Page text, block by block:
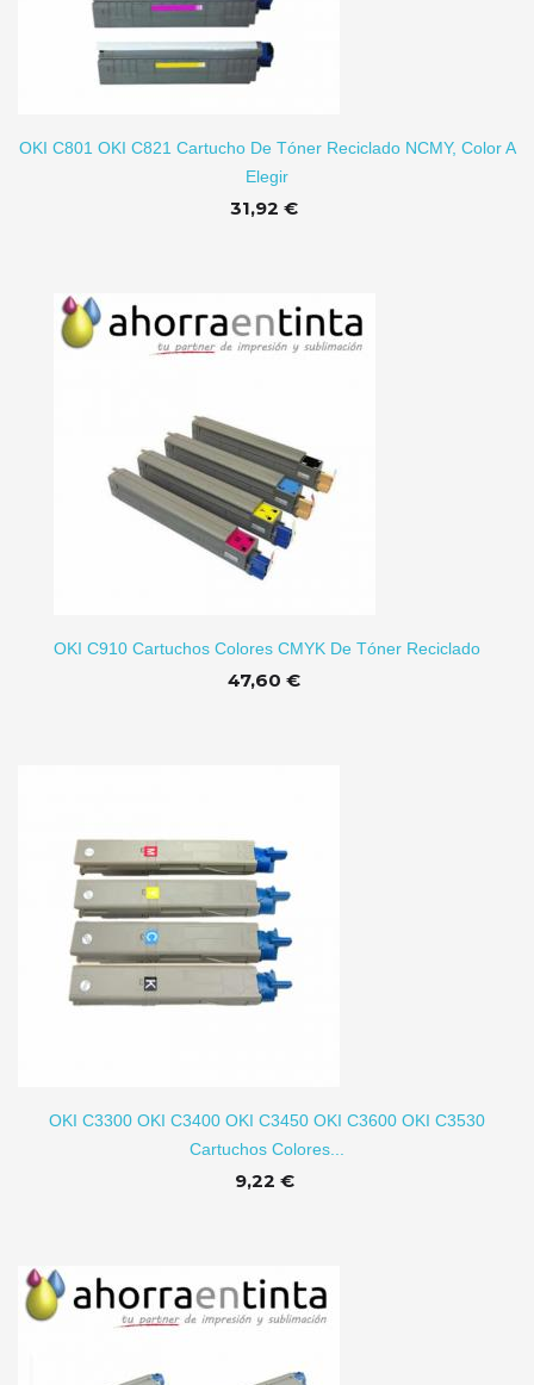
OKI C801 OKI C821 Cartucho De Tóner Reciclado NCMY, Color A
Elegir
31,92 €
OKI C910 Cartuchos Colores CMYK De Tóner Reciclado
47,60 €
OKI C3300 OKI C3400 OKI C3450 OKI C3600 OKI C3530
Cartuchos Colores...
9,22 €